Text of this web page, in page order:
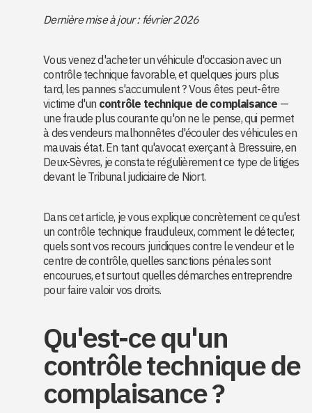
Dernière mise à jour : février 2026
Vous venez d'acheter un véhicule d'occasion avec un
contrôle technique favorable, et quelques jours plus
tard, les pannes s'accumulent ? Vous êtes peut-être
victime d'un contrôle technique de complaisance —
une fraude plus courante qu'on ne le pense, qui permet
à des vendeurs malhonnêtes d'écouler des véhicules en
mauvais état. En tant qu'avocat exerçant à Bressuire, en
Deux-Sèvres, je constate régulièrement ce type de litiges
devant le Tribunal judiciaire de Niort.
Dans cet article, je vous explique concrètement ce qu'est
un contrôle technique frauduleux, comment le détecter,
quels sont vos recours juridiques contre le vendeur et le
centre de contrôle, quelles sanctions pénales sont
encourues, et surtout quelles démarches entreprendre
pour faire valoir vos droits.
Qu'est-ce qu'un
contrôle technique de
complaisance ?